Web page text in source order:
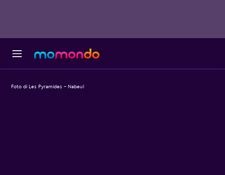
Foto di Les Pyramides - Nabeul